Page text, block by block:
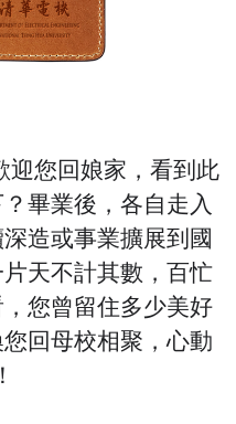
您回娘家，看到此
畢業後，各自走入
造或事業擴展到國
天不計其數，百忙
您曾留住多少美好
回母校相聚，心動